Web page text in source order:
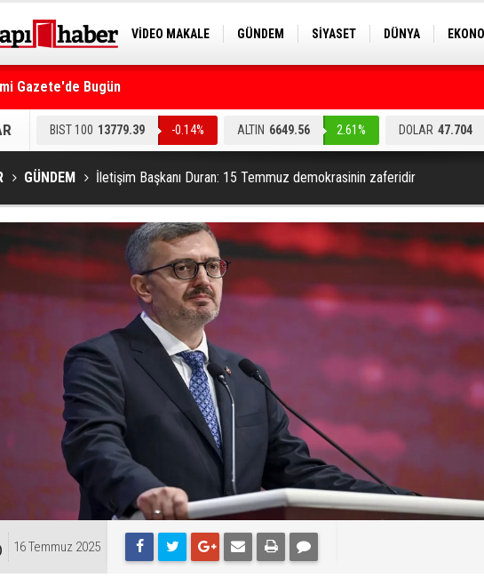
VİDEO MAKALE GÜNDEM SİYASET DÜNYA
Gazete'de Bugün
BIST 100 13779.39 -0.14% ALTIN 6649.56 2.61% DOLAR 47.704
GÜNDEM İletişim Başkanı Duran: 15 Temmuz demokrasinin zaferidir
16 Temmuz 2025